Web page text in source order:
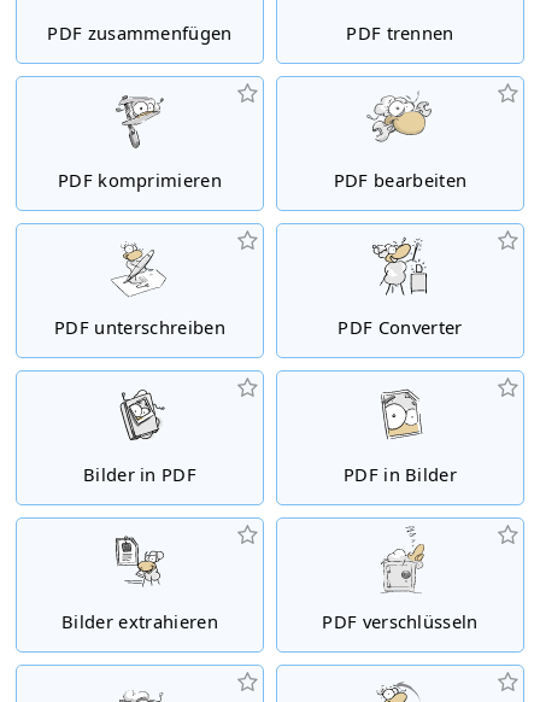
PDF zusammenfügen PDF trennen
PDF komprimieren PDF bearbeiten
PDF unterschreiben PDF Converter
Bilder in PDF PDF in Bilder
Bilder extrahieren PDF verschlüsseln